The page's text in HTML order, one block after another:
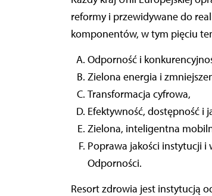
reformy i przewidywane do
komponentów, w tym pięciu
Odporność i
Zielona energia i
Transformacja cyfrowa,
Efektywność, dostępność i
Zielona, inteligentna
Poprawa jakości instytucji
Odporności.
Resort zdrowia jest instytucją